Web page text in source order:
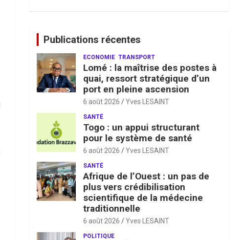
Publications récentes
ECONOMIE TRANSPORT
Lomé : la maîtrise des postes à
quai, ressort stratégique d’un
port en pleine ascension
6 août 2026 Yves LESAINT
SANTÉ
Togo : un appui structurant
pour le système de santé
6 août 2026 Yves LESAINT
SANTÉ
Afrique de l’Ouest : un pas de
plus vers crédibilisation
scientifique de la médecine
traditionnelle
6 août 2026 Yves LESAINT
POLITIQUE